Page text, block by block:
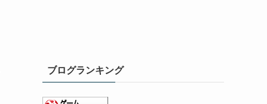
ブログランキング